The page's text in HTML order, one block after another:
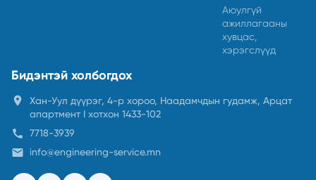
Аюулгүй
ажиллагааны
хувцас,
хэрэгслүүд
Бидэнтэй холбогдох
location_on
Хан-Уул дүүрэг, 4-р хороо, Наадамчдын гудамж, Арцат
апартмент I хотхон 1433-102
call 7718-3939
email info@engineering-service.mn